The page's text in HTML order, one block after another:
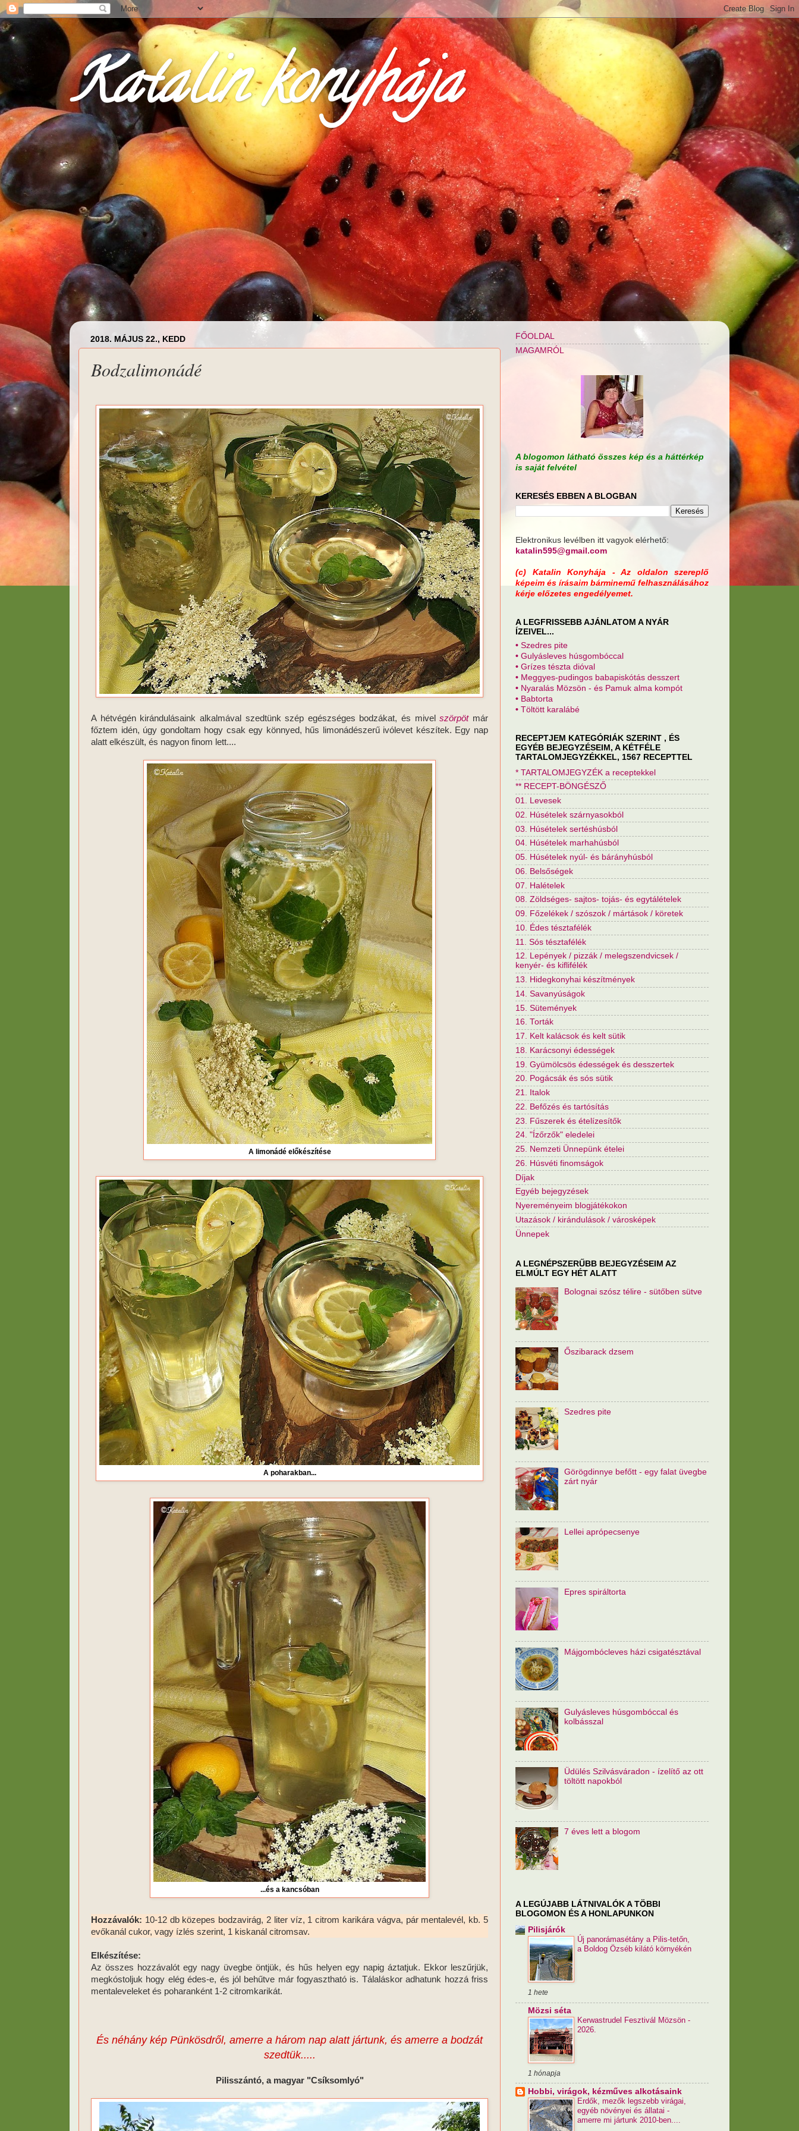
Katalin konyhája
2018. MÁJUS 22., KEDD
Bodzalimonádé
A hétvégén kirándulásaink alkalmával szedtünk szép egészséges bodzákat, és mivelszörpötmár
főztem idén, úgy gondoltam hogy csak egy könnyed, hűs limonádészerű ivólevet készítek. Egy nap
alatt elkészült, és nagyon finom lett....
A limonádé előkészítése
A poharakban...
...és a kancsóban
Hozzávalók: 10-12 db közepes bodzavirág, 2 liter víz, 1 citrom karikára vágva, pár mentalevél, kb. 5
evőkanál cukor, vagy ízlés szerint, 1 kiskanál citromsav.
Elkészítése:
Az összes hozzávalót egy nagy üvegbe öntjük, és hűs helyen egy napig áztatjuk. Ekkor leszűrjük,
megkóstoljuk hogy elég édes-e, és jól behűtve már fogyasztható is. Tálaláskor adhatunk hozzá friss
mentaleveleket és poharanként 1-2 citromkarikát.
És néhány kép Pünkösdről, amerre a három nap alatt jártunk, és amerre a bodzát
szedtük.....
Pilisszántó, a magyar "Csíksomlyó"
FŐOLDAL
MAGAMRÓL
A blogomon látható összes kép és a háttérkép
is saját felvétel
KERESÉS EBBEN A BLOGBAN
Elektronikus levélben itt vagyok elérhető:
katalin595@gmail.com
(c) Katalin Konyhája - Az oldalon szereplő
képeim és írásaim bárminemű felhasználásához
kérje előzetes engedélyemet.
A LEGFRISSEBB AJÁNLATOM A NYÁR
ÍZEIVEL...
• Szedres pite
• Gulyásleves húsgombóccal
• Grízes tészta dióval
• Meggyes-pudingos babapiskótás desszert
• Nyaralás Mözsön - és Pamuk alma kompót
• Babtorta
• Töltött karalábé
RECEPTJEM KATEGÓRIÁK SZERINT , ÉS
EGYÉB BEJEGYZÉSEIM, A KÉTFÉLE
TARTALOMJEGYZÉKKEL, 1567 RECEPTTEL
* TARTALOMJEGYZÉK a receptekkel
** RECEPT-BÖNGÉSZŐ
01. Levesek
02. Húsételek szárnyasokból
03. Húsételek sertéshúsból
04. Húsételek marhahúsból
05. Húsételek nyúl- és bárányhúsból
06. Belsőségek
07. Halételek
08. Zöldséges- sajtos- tojás- és egytálételek
09. Főzelékek / szószok / mártások / köretek
10. Édes tésztafélék
11. Sós tésztafélék
12. Lepények / pizzák / melegszendvicsek /
kenyér- és kiflifélék
13. Hidegkonyhai készítmények
14. Savanyúságok
15. Sütemények
16. Torták
17. Kelt kalácsok és kelt sütik
18. Karácsonyi édességek
19. Gyümölcsös édességek és desszertek
20. Pogácsák és sós sütik
21. Italok
22. Befőzés és tartósítás
23. Fűszerek és ételízesítők
24. "Ízőrzők" eledelei
25. Nemzeti Ünnepünk ételei
26. Húsvéti finomságok
Díjak
Egyéb bejegyzések
Nyereményeim blogjátékokon
Utazások / kirándulások / városképek
Ünnepek
A LEGNÉPSZERŰBB BEJEGYZÉSEIM AZ
ELMÚLT EGY HÉT ALATT
Bolognai szósz télire - sütőben sütve
Őszibarack dzsem
Szedres pite
Görögdinnye befőtt - egy falat üvegbe
zárt nyár
Lellei aprópecsenye
Epres spiráltorta
Májgombócleves házi csigatésztával
Gulyásleves húsgombóccal és
kolbásszal
Üdülés Szilvásváradon - ízelítő az ott
töltött napokból
7 éves lett a blogom
A LEGÚJABB LÁTNIVALÓK A TÖBBI
BLOGOMON ÉS A HONLAPUNKON
Pilisjárók
Új panorámasétány a Pilis-tetőn,
a Boldog Özséb kilátó környékén
1 hete
Mözsi séta
Kerwastrudel Fesztivál Mözsön -
2026.
1 hónapja
Hobbi, virágok, kézműves alkotásaink
Erdők, mezők legszebb virágai,
egyéb növényei és állatai -
amerre mi jártunk 2010-ben....